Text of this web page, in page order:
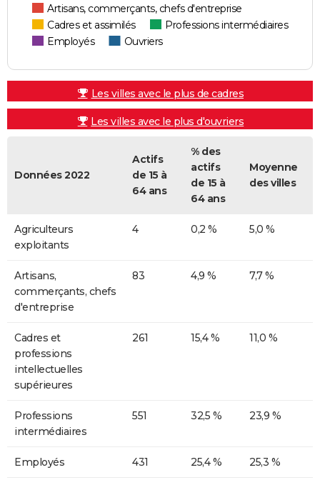
Artisans, commerçants, chefs d'entreprise
Cadres et assimilés
Professions intermédiaires
Employés
Ouvriers
Les villes avec le plus de cadres
Les villes avec le plus d'ouvriers
Données 2022
Actifs
de 15 à
64 ans
% des
actifs
de 15 à
64 ans
Moyenne
des villes
Agriculteurs
exploitants
4 0,2 % 5,0 %
Artisans,
commerçants, chefs
d'entreprise
83 4,9 % 7,7 %
Cadres et
professions
intellectuelles
supérieures
261 15,4 % 11,0 %
Professions
intermédiaires
551 32,5 % 23,9 %
Employés 431 25,4 % 25,3 %